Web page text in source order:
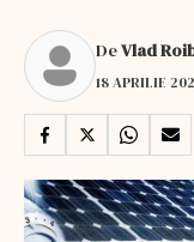
DeVlad
18 APRILIE